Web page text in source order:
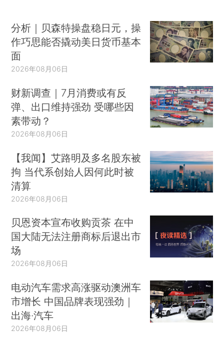
分析｜贝森特操盘稳日元，操
作巧思能否撬动美日货币基本
面
2026年08月06日
财新调查｜7月消费或有反
弹、出口维持强劲 受哪些因
素带动？
2026年08月06日
【我闻】艾路明及多名股东被
拘 当代系创始人因何此时被
清算
2026年08月06日
贝恩资本宣布收购贡茶 在中
国大陆无法注册商标后退出市
场
2026年08月06日
电动汽车需求高涨驱动澳洲车
市增长 中国品牌表现强劲｜
出海·汽车
2026年08月06日